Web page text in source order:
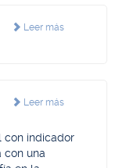
Leer más
Leer más
con indicador
con una